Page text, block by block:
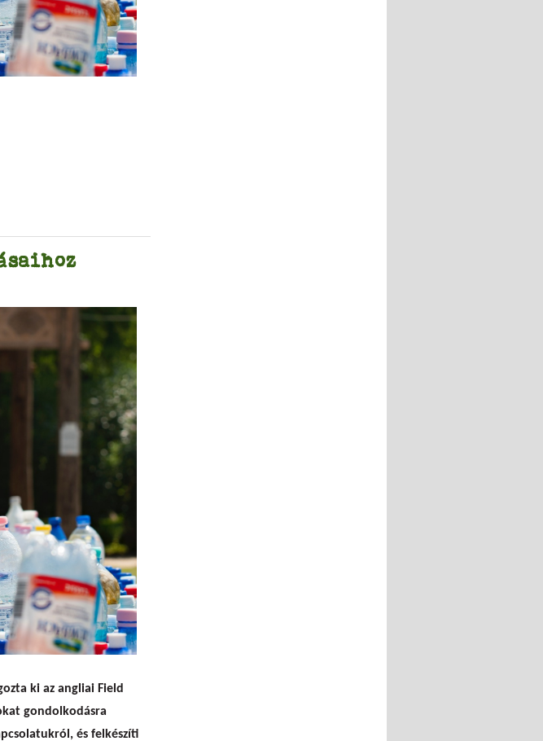
ki az angliai Field
gondolkodásra
és felkészíti